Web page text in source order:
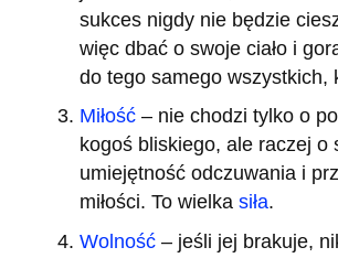
sukces nigdy nie będzie
więc dbać o swoje ciało i
do tego samego wszystkich,
Miłość – nie chodzi tylko o
kogoś bliskiego, ale raczej o
umiejętność odczuwania i
miłości. To wielka siła.
Wolność – jeśli jej brakuje,